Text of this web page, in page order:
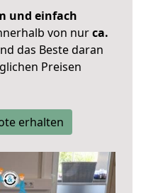
und einfach
von nurca.
das Beste daran
Preisen
erhalten